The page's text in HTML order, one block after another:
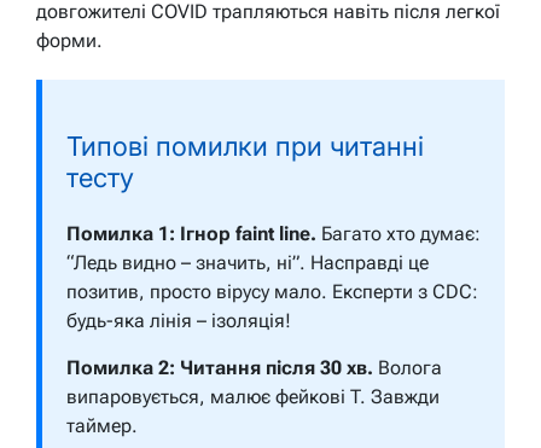
довгожителі COVID трапляються навіть після легкої
форми.
Типові помилки при читанні
тесту
Помилка 1: Ігнор faint line. Багато хто думає:
“Ледь видно – значить, ні”. Насправді це
позитив, просто вірусу мало. Експерти з CDC:
будь-яка лінія – ізоляція!
Помилка 2: Читання після 30 хв. Волога
випаровується, малює фейкові T. Завжди
таймер.